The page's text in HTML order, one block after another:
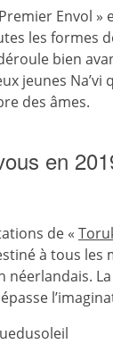
Envol
les formes
bien
jeunes
des âmes.
en
de «
à tous les
néerlandais.